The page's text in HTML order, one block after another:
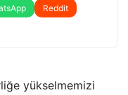
Reddit
yükselmemizi